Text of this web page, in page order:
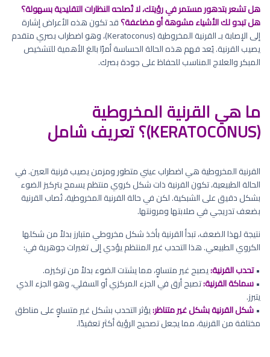
هل تشعر بتدهور مستمر في رؤيتك، لا تُصلحه النظارات التقليدية بسهولة؟
هل تبدو لك الأشياء مشوهة أو مضاعفة؟قد تكون هذه الأعراض إشارة
إلى الإصابة بـ القرنية المخروطية (Keratoconus)، وهو اضطراب بصري متقدم
يصيب القرنية. يُعد فهم هذه الحالة الحساسة أمرًا بالغ الأهمية للتشخيص
المبكر والعلاج المناسب للحفاظ على جودة بصرك.
ما هي القرنية المخروطية
(KERATOCONUS)؟ تعريف شامل
القرنية المخروطية هي اضطراب عيني متطور ومزمن يصيب قرنية العين. في
الحالة الطبيعية، تكون القرنية ذات شكل كروي منتظم يسمح بتركيز الضوء
بشكل دقيق على الشبكية. لكن في حالة القرنية المخروطية، تُصاب القرنية
بضعف تدريجي في صلابتها ومرونتها.
نتيجة لهذا الضعف، تبدأ القرنية بأخذ شكل مخروطي متبارز بدلاً من شكلها
الكروي الطبيعي. هذا التحدب غير المنتظم يؤدي إلى تغيرات جوهرية في:
•تحدب القرنية:يصبح غير متساوٍ، مما يشتت الضوء بدلاً من تركيزه.
•سماكة القرنية:تصبح أرق في الجزء المركزي أو السفلي، وهو الجزء الذي
يتبرز.
•شكل القرنية بشكل غير متناظر:يؤثر التحدب بشكل غير متساوٍ على مناطق
مختلفة من القرنية، مما يجعل تصحيح الرؤية أكثر تعقيدًا.